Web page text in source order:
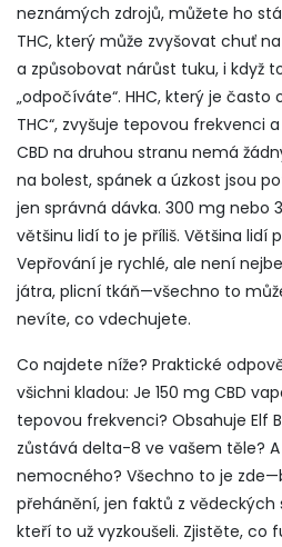
neznámých zdrojů, můžete ho
THC, který může zvyšovat chuť
a způsobovat nárůst tuku, i když
„odpočíváte“. HHC, který je často
THC“, zvyšuje tepovou frekvenci
CBD na druhou stranu nemá
na bolest, spánek a úzkost jsou
jen správná dávka. 300 mg nebo
většinu lidí to je příliš. Většina lidí
Vepřování je rychlé, ale není
játra, plicní tkáň—všechno to
nevíte, co vdechujete.
Co najdete níže? Praktické
všichni kladou: Je 150 mg CBD
tepovou frekvenci? Obsahuje Elf
zůstává delta-8 ve vašem těle?
nemocného? Všechno to je
přehánění, jen faktů z vědeckých
kteří to už vyzkoušeli. Zjistěte, co